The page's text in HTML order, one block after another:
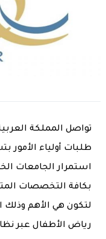
تواصل المملكة
طلبات أولياء الأمور
استمرار الجامعات
بكافة التخصصات
لتكون هي الأهم وذلك
رياض الأطفال عبر